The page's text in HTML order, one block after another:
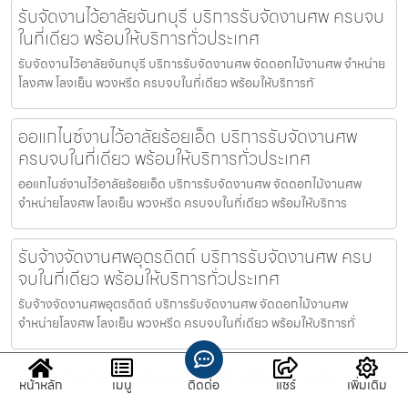
รับจัดงานไว้อาลัยจันทบุรี บริการรับจัดงานศพ ครบจบ
ในที่เดียว พร้อมให้บริการทั่วประเทศ
รับจัดงานไว้อาลัยจันทบุรี บริการรับจัดงานศพ จัดดอกไม้งานศพ จำหน่าย
โลงศพ โลงเย็น พวงหรีด ครบจบในที่เดียว พร้อมให้บริการทั
ออแกไนซ์งานไว้อาลัยร้อยเอ็ด บริการรับจัดงานศพ
ครบจบในที่เดียว พร้อมให้บริการทั่วประเทศ
ออแกไนซ์งานไว้อาลัยร้อยเอ็ด บริการรับจัดงานศพ จัดดอกไม้งานศพ
จำหน่ายโลงศพ โลงเย็น พวงหรีด ครบจบในที่เดียว พร้อมให้บริการ
รับจ้างจัดงานศพอุตรดิตถ์ บริการรับจัดงานศพ ครบ
จบในที่เดียว พร้อมให้บริการทั่วประเทศ
รับจ้างจัดงานศพอุตรดิตถ์ บริการรับจัดงานศพ จัดดอกไม้งานศพ
จำหน่ายโลงศพ โลงเย็น พวงหรีด ครบจบในที่เดียว พร้อมให้บริการทั่
รับจัดงานไว้อาลัยสกลนคร บริการรับจัดงานศพ ครบ
หน้าหลัก เมนู ติดต่อ แชร์ เพิ่มเติม